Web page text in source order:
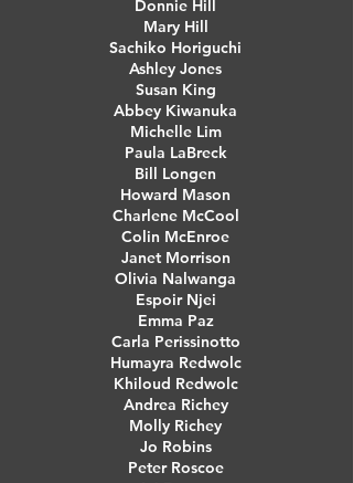
Donnie Hill
Mary Hill
Sachiko Horiguchi
Ashley Jones
Susan King
Abbey Kiwanuka
Michelle Lim
Paula LaBreck
Bill Longen
Howard Mason
Charlene McCool
Colin McEnroe
Janet Morrison
Olivia Nalwanga
Espoir Njei
Emma Paz
Carla Perissinotto
Humayra Redwolc
Khiloud Redwolc
Andrea Richey
Molly Richey
Jo Robins
Peter Roscoe